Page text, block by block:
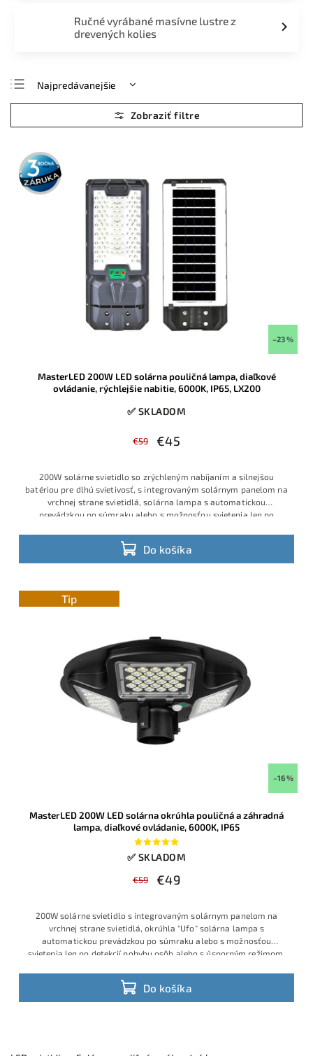
Ručné vyrábané masívne lustre z
drevených kolies
Najpredávanejšie
Najlacnejšie
Najdrahšie
Abecedne
3 roky
záruka
–23 %
MasterLED 200W LED solárna pouličná lampa, diaľkové
ovládanie, rýchlejšie nabitie, 6000K, IP65, LX200
✅ SKLADOM
€59 €45
Do košíka
200W solárne svietidlo so zrýchleným nabíjaním a silnejšou
batériou pre dlhú svietivosť, s integrovaným solárnym panelom na
vrchnej strane svietidlá, solárna lampa s automatickou
prevádzkou po súmraku alebo s možnosťou svietenia len po
Tip
–16 %
MasterLED 200W LED solárna okrúhla pouličná a záhradná
lampa, diaľkové ovládanie, 6000K, IP65
✅ SKLADOM
€59 €49
Do košíka
200W solárne svietidlo s integrovaným solárnym panelom na
vrchnej strane svietidlá, okrúhla "Ufo" solárna lampa s
automatickou prevádzkou po súmraku alebo s možnosťou
svietenia len po detekcií pohybu osôb alebo s úsporným režimom.
biela 6000K, krytie IP65 a diaľkové ovládanie zaručia pohodlnú a
bezúdržbovú prevádzku.